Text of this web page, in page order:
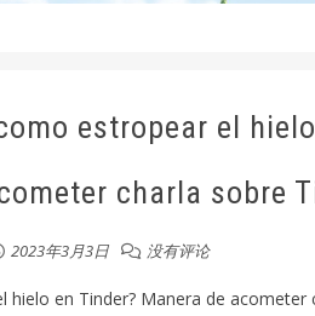
estropear el
charla sobre
2023年3月3日 没有评论
en Tinder? Manera de acometer